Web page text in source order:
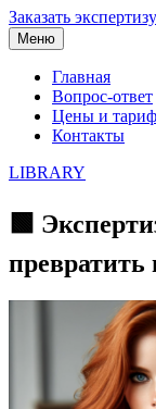
Заказать экспертизу
Меню
Главная
Вопрос-ответ
Цены и
Контакты
LIBRARY
🟩
превратить